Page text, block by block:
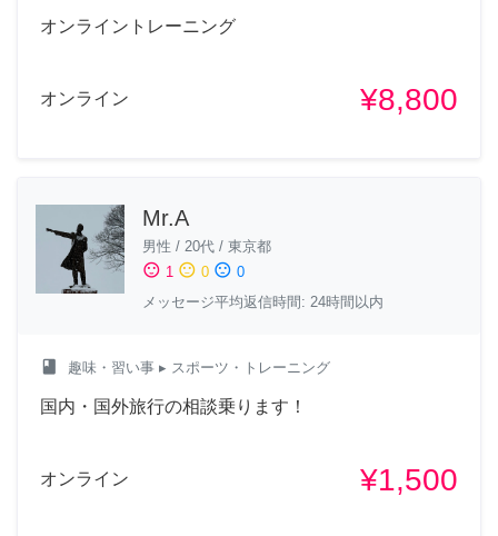
オンライントレーニング
オンライン ¥8,800
Mr.A
男性 / 20代 / 東京都
sentiment_satisfied 1 sentiment_neutral 0 sentiment_dissatisfied 0
メッセージ平均返信時間: 24時間以内
class 趣味・習い事 ▸ スポーツ・トレーニング
国内・国外旅行の相談乗ります！
オンライン ¥1,500